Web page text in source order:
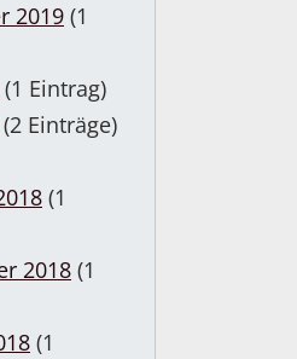
2019 (1
(1 Eintrag)
(2 Einträge)
(1
2018 (1
(1